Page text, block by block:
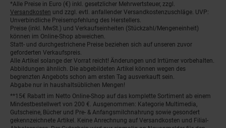
Fußnoten
*Alle Preise in Euro (€) inkl. gesetzlicher Mehrwertsteuer, zzgl.
Versandkosten und zzgl. evtl. anfallender Versandkostenzuschläge. UVP:
Unverbindliche Preisempfehlung des Herstellers.
Preise (inkl. MwSt.) und Verkaufseinheiten (Stückzahl/Mengeneinheit)
können im Online-Shop abweichen.
Statt- und durchgestrichene Preise beziehen sich auf unseren zuvor
geforderten Verkaufspreis.
Alle Artikel solange der Vorrat reicht! Änderungen und Irrtümer vorbehalten.
Abbildungen ähnlich. Die abgebildeten Artikel können wegen des
begrenzten Angebots schon am ersten Tag ausverkauft sein.
Abgabe nur in haushaltsüblichen Mengen!
**15€ Rabatt im Netto Online-Shop auf das komplette Sortiment ab einem
Mindestbestellwert von 200 €. Ausgenommen: Kategorie Multimedia,
Gutscheine, Bücher und Pre- & Anfangsmilchnahrung sowie gesondert
gekennzeichnete Artikel. Keine Anrechnung auf Versandkosten und Filial-